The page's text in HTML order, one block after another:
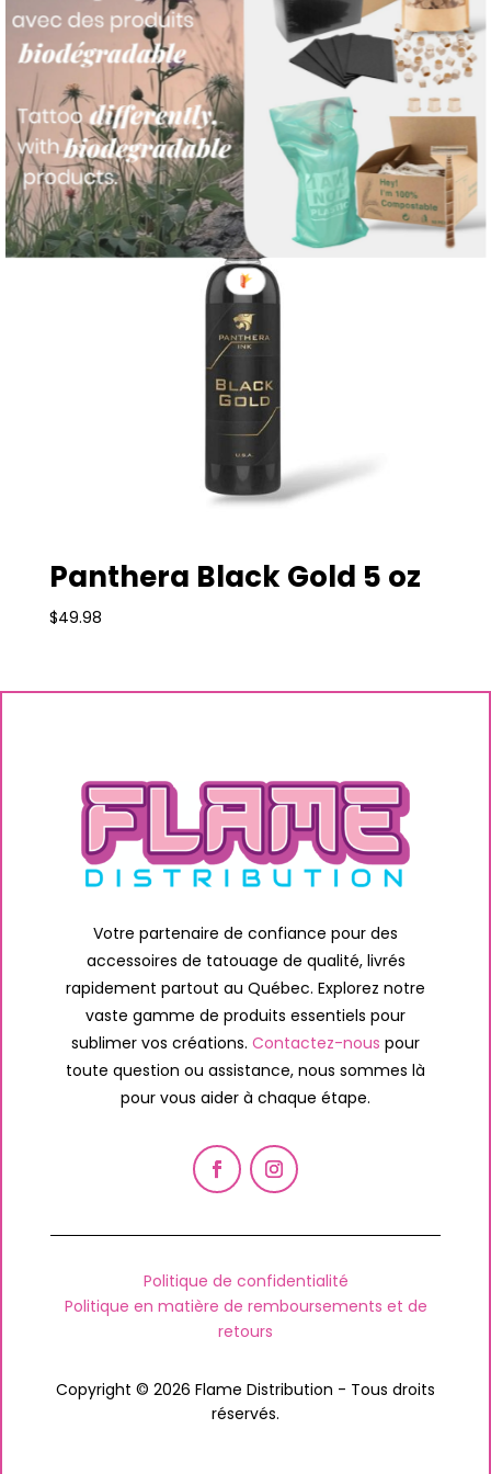
Produits similaires
Panthera Black Gold 5 oz
$49.98
Votre partenaire de confiance pour des
accessoires de tatouage de qualité, livrés
rapidement partout au Québec. Explorez notre
vaste gamme de produits essentiels pour
sublimer vos créations. Contactez-nous pour
toute question ou assistance, nous sommes là
pour vous aider à chaque étape.
Politique de confidentialité
Politique en matière de remboursements et de
retours
Copyright © 2026 Flame Distribution - Tous droits
réservés.